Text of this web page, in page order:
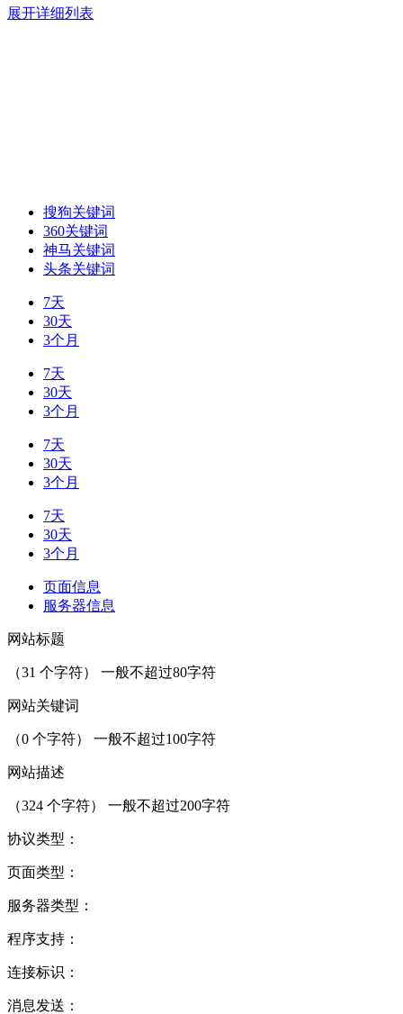
展开详细列表
搜狗关键词
360关键词
神马关键词
头条关键词
7天
30天
3个月
7天
30天
3个月
7天
30天
3个月
7天
30天
3个月
页面信息
服务器信息
网站标题
（31 个字符） 一般不超过80字符
网站关键词
（0 个字符） 一般不超过100字符
网站描述
（324 个字符） 一般不超过200字符
协议类型：
页面类型：
服务器类型：
程序支持：
连接标识：
消息发送：